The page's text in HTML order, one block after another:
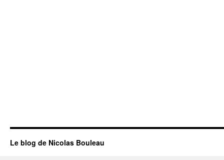
Le blog de Nicolas Bouleau